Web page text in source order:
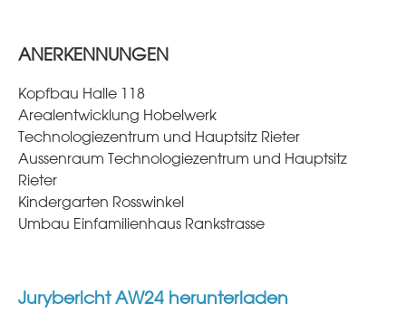
ANERKENNUNGEN
Kopfbau Halle 118
Arealentwicklung Hobelwerk
Technologiezentrum und Hauptsitz Rieter
Aussenraum Technologiezentrum und Hauptsitz
Rieter
Kindergarten Rosswinkel
Umbau Einfamilienhaus Rankstrasse
Jurybericht AW24 herunterladen